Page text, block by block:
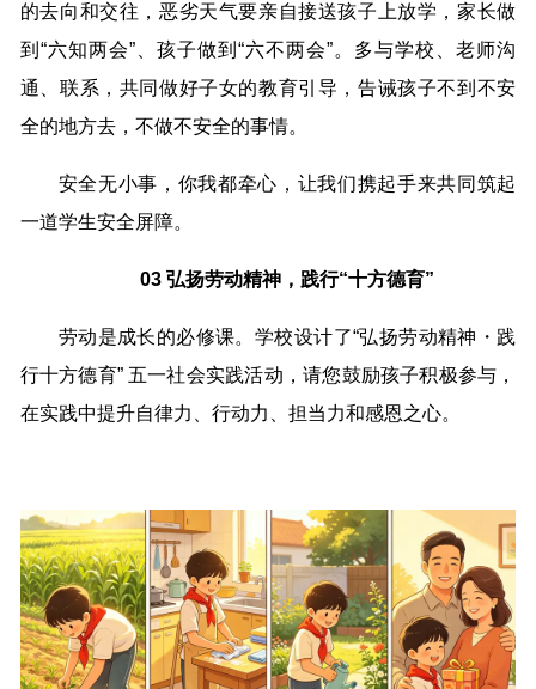
的去向和交往，恶劣天气要亲自接送孩子上放学，家长做
到“六知两会”、孩子做到“六不两会”。多与学校、老师沟
通、联系，共同做好子女的教育引导，告诫孩子不到不安
全的地方去，不做不安全的事情。
安全无小事，你我都牵心，让我们携起手来共同筑起
一道学生安全屏障。
03 弘扬劳动精神，践行“十方德育”
劳动是成长的必修课。学校设计了“弘扬劳动精神・践
行十方德育” 五一社会实践活动，请您鼓励孩子积极参与，
在实践中提升自律力、行动力、担当力和感恩之心。